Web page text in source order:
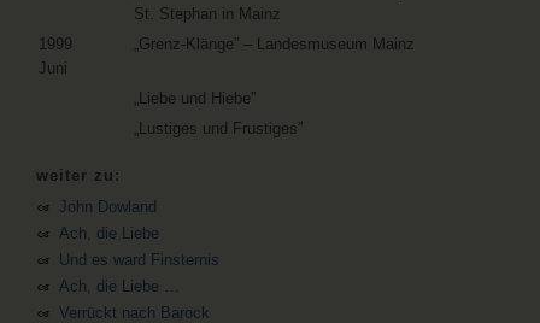
St. Stephan in Mainz
1999
Juni
„Grenz-Klänge” – Landesmuseum Mainz
„Liebe und Hiebe”
„Lustiges und Frustiges”
weiter zu:
John Dowland
Ach, die Liebe
Und es ward Finsternis
Ach, die Liebe …
Verrückt nach Barock